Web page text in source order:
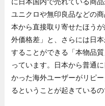
ユニクロや無印良品などの
本から直接取り寄せたほう
外価格差」と、さらには日
することができる「本物品
っています。日本から普通
かった海外ユーザーがリピ
るということが起きているの